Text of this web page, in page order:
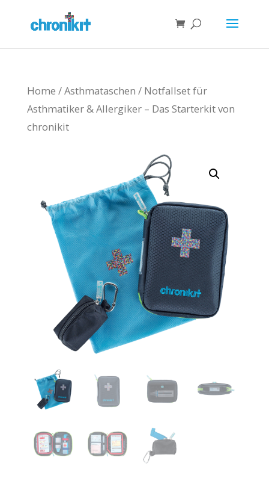
Home /Asthmataschen / Notfallset für
Asthmatiker & Allergiker – Das Starterkit von
chronikit